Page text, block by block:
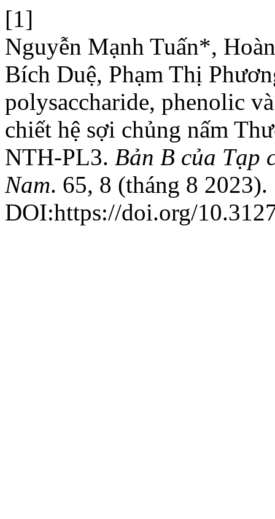
[1]
Nguyễn Mạnh Tuấn*,
Bích Duệ, Phạm Thị
polysaccharide, phenolic
chiết hệ sợi chủng nấm
NTH-PL3. Bản B của Tạp
Nam. 65, 8 (tháng 8 2023).
DOI:https://doi.org/